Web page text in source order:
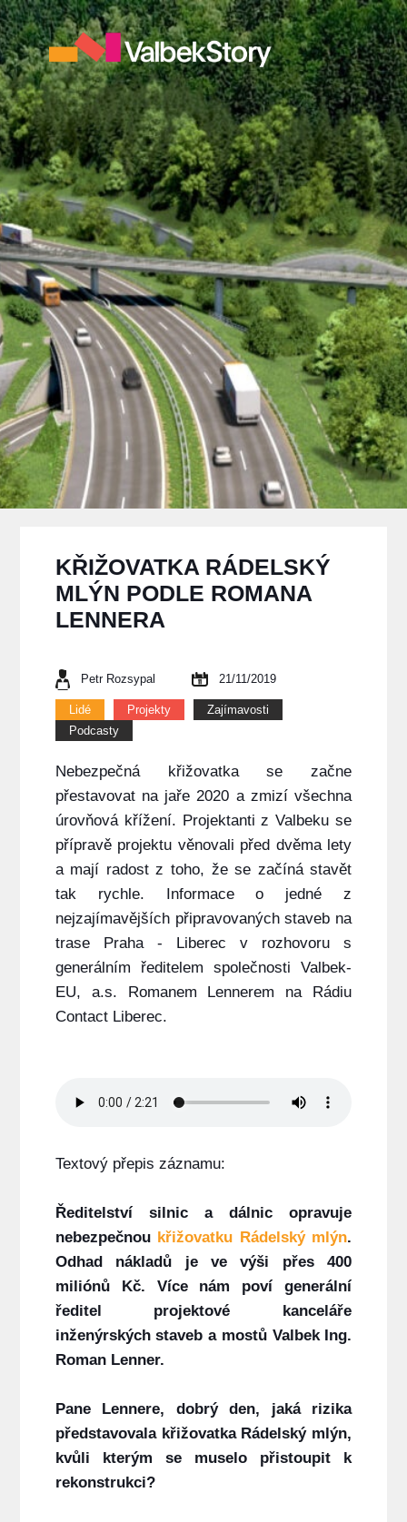
KŘIŽOVATKA RÁDELSKÝ
MLÝN PODLE ROMANA
LENNERA
Petr Rozsypal 21/11/2019
Lidé Projekty
Zajímavosti
Podcasty
Nebezpečná křižovatka se začne
přestavovat na jaře 2020 a zmizí všechna
úrovňová křížení. Projektanti z Valbeku se
přípravě projektu věnovali před dvěma lety
a mají radost z toho, že se začíná stavět
tak rychle. Informace o jedné z
nejzajímavějších připravovaných staveb na
trase Praha - Liberec v rozhovoru s
generálním ředitelem společnosti Valbek-
EU, a.s. Romanem Lennerem na Rádiu
Contact Liberec.
Textový přepis záznamu:
Ředitelství silnic a dálnic opravuje
nebezpečnou křižovatku Rádelský mlýn.
Odhad nákladů je ve výši přes 400
miliónů Kč. Více nám poví generální
ředitel projektové kanceláře
inženýrských staveb a mostů Valbek Ing.
Roman Lenner.
Pane Lennere, dobrý den, jaká rizika
představovala křižovatka Rádelský mlýn,
kvůli kterým se muselo přistoupit k
rekonstrukci?